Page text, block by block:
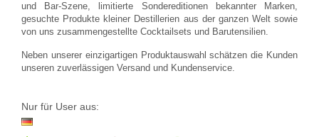
und Bar-Szene, limitierte Sondereditionen bekannter Marken,
gesuchte Produkte kleiner Destillerien aus der ganzen Welt sowie
von uns zusammengestellte Cocktailsets und Barutensilien.
Neben unserer einzigartigen Produktauswahl schätzen die Kunden
unseren zuverlässigen Versand und Kundenservice.
Nur für User aus: